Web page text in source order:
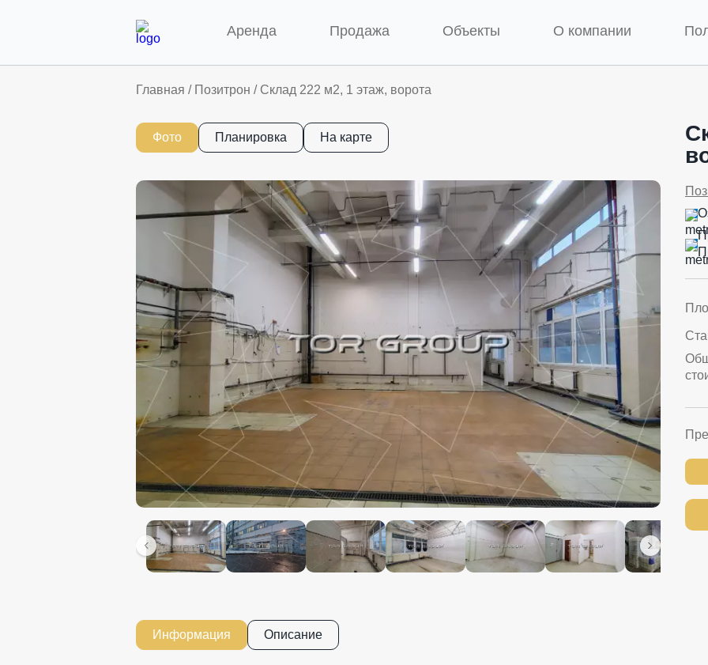
Аренда Продажа Объекты О компании
Главная / Позитрон / Склад 222 м2, 1 этаж, ворота
Фото Планировка На карте
Информация Описание